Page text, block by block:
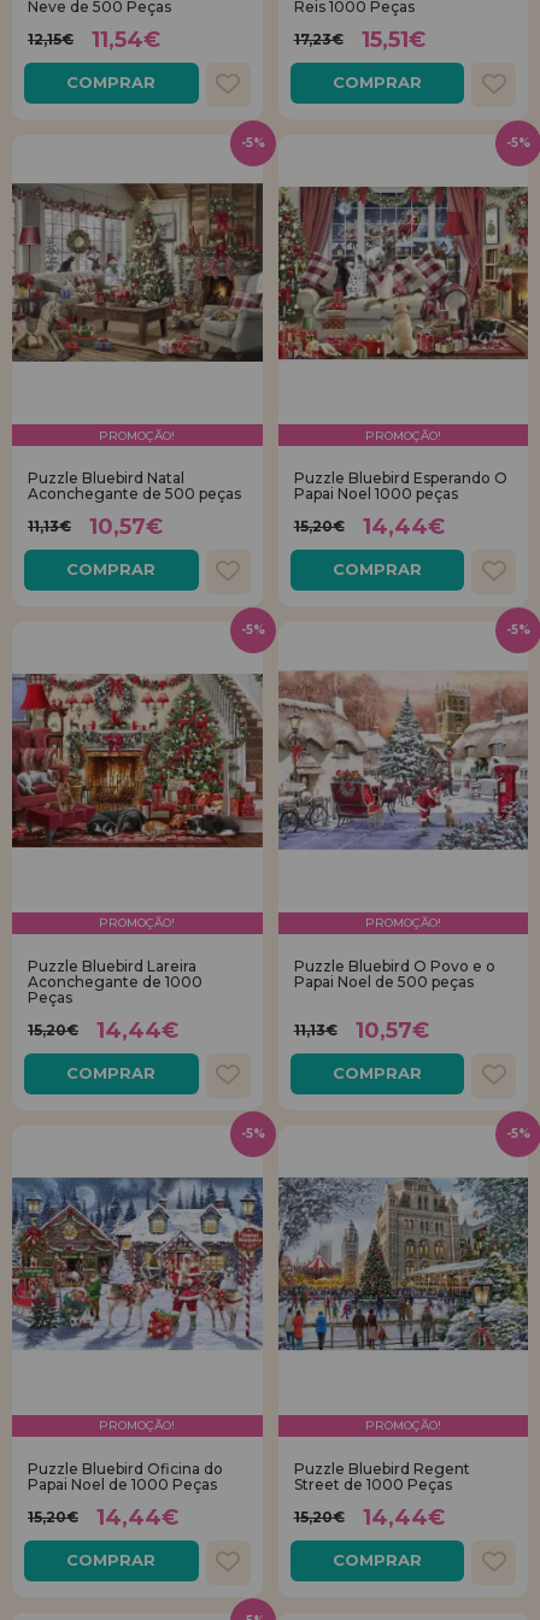
REGISTRO DE REVENDEDOR
Neve de 500 Peças
12,15€
11,54€
COMPRAR
Reis 1000 Peças
17,23€
15,51€
COMPRAR
PROMOÇÃO!
Puzzle Bluebird Natal
Aconchegante de 500 peças
11,13€
10,57€
COMPRAR
-5%
PROMOÇÃO!
Puzzle Bluebird Esperando O
Papai Noel 1000 peças
15,20€
14,44€
COMPRAR
-5%
PROMOÇÃO!
Puzzle Bluebird Lareira
Aconchegante de 1000
Peças
15,20€
14,44€
COMPRAR
-5%
PROMOÇÃO!
Puzzle Bluebird O Povo e o
Papai Noel de 500 peças
11,13€ 10,57€
COMPRAR
-5%
PROMOÇÃO!
Puzzle Bluebird Oficina do
Papai Noel de 1000 Peças
15,20€
14,44€
COMPRAR
-5%
PROMOÇÃO!
Puzzle Bluebird Regent
Street de 1000 Peças
15,20€
14,44€
COMPRAR
-5%